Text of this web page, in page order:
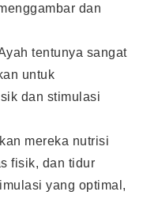
dan
tentunya sangat
untuk
dan stimulasi
mereka nutrisi
fisik, dan tidur
yang optimal,